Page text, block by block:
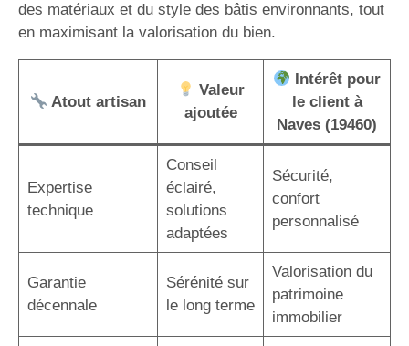
des matériaux et du style des bâtis environnants, tout
en maximisant la valorisation du bien.
Atout artisan
Valeur
ajoutée
Intérêt pour
le client à
Naves (19460)
Expertise
technique
Conseil
éclairé,
solutions
adaptées
Sécurité,
confort
personnalisé
Garantie
décennale
Sérénité sur
le long terme
Valorisation du
patrimoine
immobilier